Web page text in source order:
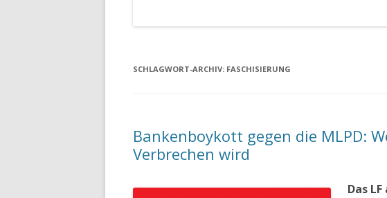
SCHLAGWORT-ARCHIV: FASCHISIERUNG
Bankenboykott gegen die MLPD:
Verbrechen wird
Das